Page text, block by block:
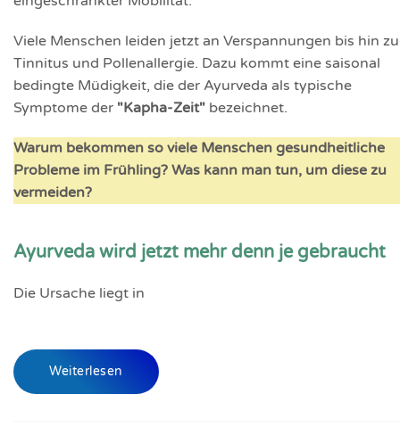
Viele Menschen leiden jetzt an Verspannungen bis hin zu
Tinnitus und Pollenallergie. Dazu kommt eine saisonal
bedingte Müdigkeit, die der Ayurveda als typische
Symptome der "Kapha-Zeit" bezeichnet.
Warum bekommen so viele Menschen gesundheitliche
Probleme im Frühling? Was kann man tun, um diese zu
vermeiden?
Ayurveda wird jetzt mehr denn je gebraucht
Die Ursache liegt in
Weiterlesen